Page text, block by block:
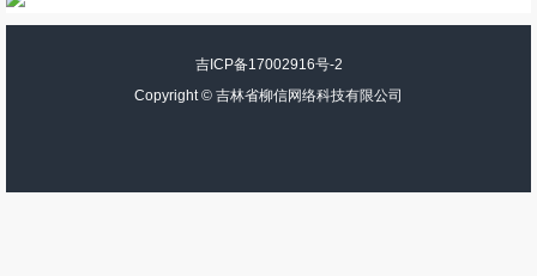
吉ICP备17002916号-2
Copyright © 吉林省柳信网络科技有限公司